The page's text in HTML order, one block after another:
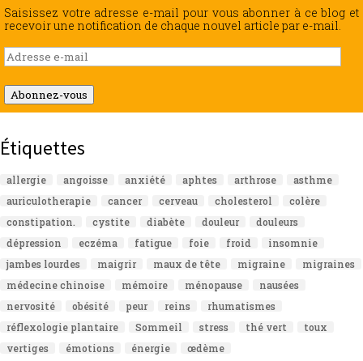
Saisissez votre adresse e-mail pour vous abonner à ce blog et
recevoir une notification de chaque nouvel article par e-mail.
Adresse
e-
mail
Abonnez-vous
Étiquettes
allergie angoisse anxiété aphtes arthrose
asthme
auriculotherapie
cancer cerveau cholesterol
colère
constipation.
cystite diabète douleur
douleurs
dépression
eczéma fatigue foie froid
insomnie
jambes lourdes
maigrir maux de tête migraine
migraines
médecine chinoise
mémoire ménopause
nausées
nervosité
obésité peur reins
rhumatismes
réflexologie plantaire
Sommeil stress thé vert
toux
vertiges
émotions énergie œdème